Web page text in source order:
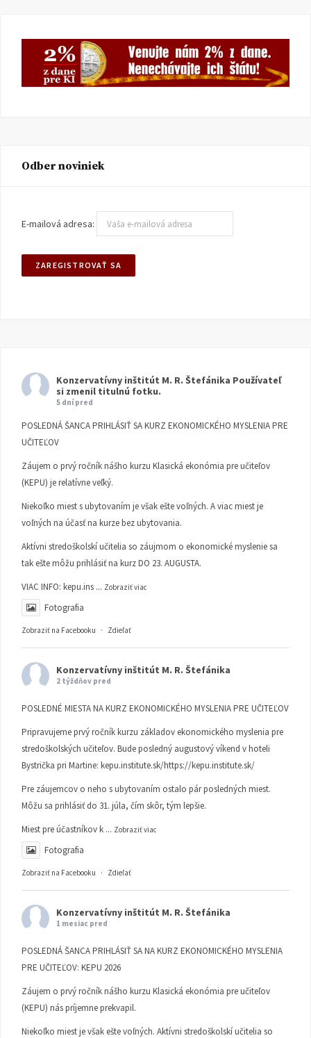
Odber noviniek
E-mailová adresa:
Konzervatívny inštitút M. R. Štefánika Používateľ
si zmenil titulnú fotku.
5 dní pred
POSLEDNÁ ŠANCA PRIHLÁSIŤ SA KURZ EKONOMICKÉHO MYSLENIA PRE
UČITEĽOV
Záujem o prvý ročník nášho kurzu Klasická ekonómia pre učiteľov
(KEPU) je relatívne veľký.
Niekoľko miest s ubytovaním je však ešte voľných. A viac miest je
voľných na účasť na kurze bez ubytovania.
Aktívni stredoškolskí učitelia so záujmom o ekonomické myslenie sa
tak ešte môžu prihlásiť na kurz DO 23. AUGUSTA.
VIAC INFO: kepu.ins ... Zobraziť viac
Fotografia
Zobraziť na Facebooku · Zdieľať
Konzervatívny inštitút M. R. Štefánika
2 týždňov pred
POSLEDNÉ MIESTA NA KURZ EKONOMICKÉHO MYSLENIA PRE UČITEĽOV
Pripravujeme prvý ročník kurzu základov ekonomického myslenia pre
stredoškolských učiteľov. Bude posledný augustový víkend v hoteli
Bystrička pri Martine: kepu.institute.sk/https://kepu.institute.sk/
Pre záujemcov o neho s ubytovaním ostalo pár posledných miest.
Môžu sa prihlásiť do 31. júla, čím skôr, tým lepšie.
Miest pre účastníkov k ... Zobraziť viac
Fotografia
Zobraziť na Facebooku · Zdieľať
Konzervatívny inštitút M. R. Štefánika
1 mesiac pred
POSLEDNÁ ŠANCA PRIHLÁSIŤ SA NA KURZ EKONOMICKÉHO MYSLENIA
PRE UČITEĽOV: KEPU 2026
Záujem o prvý ročník nášho kurzu Klasická ekonómia pre učiteľov
(KEPU) nás príjemne prekvapil.
Niekoľko miest je však ešte voľných. Aktívni stredoškolskí učitelia so